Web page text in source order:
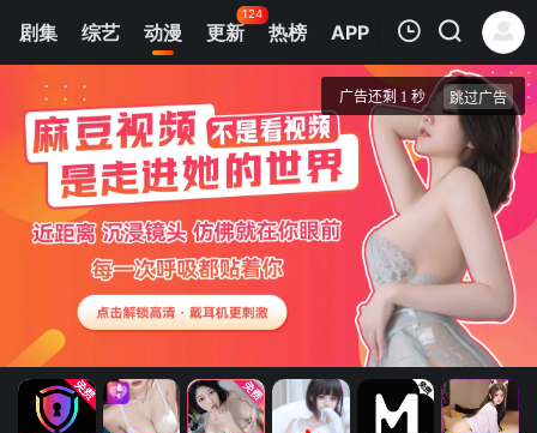
剧集 综艺 动漫 更新
124
热榜 APP
第1集
圣祖
清空